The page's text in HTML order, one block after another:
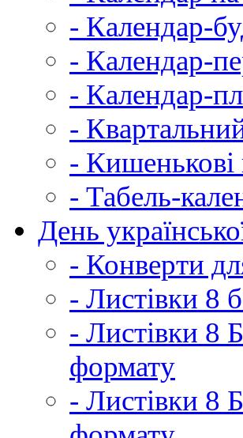
- Календар-
- Календар-
- Календар-
-
- Кишенькові
- Табель-
День
- Конверти
- Листівки 8
- Листівки 8
формату
- Листівки 8